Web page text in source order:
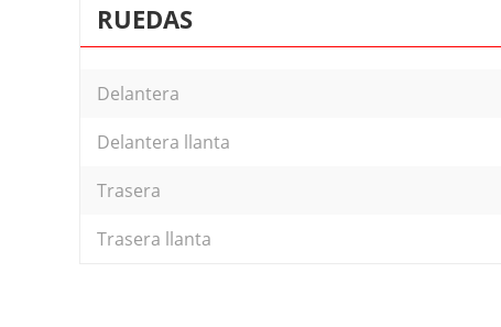
RUEDAS
Delantera
Delantera llanta
Trasera
Trasera llanta